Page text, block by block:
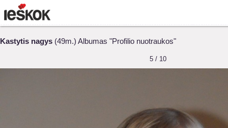
Kastytis nagys (49m.) Albumas "Profilio nuotraukos"
5 / 10